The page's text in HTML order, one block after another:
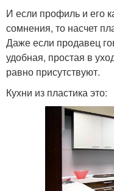
И если профиль и его
сомнения, то насчет
Даже если продавец
удобная, простая в
равно присутствуют.
Кухни из пластика это: